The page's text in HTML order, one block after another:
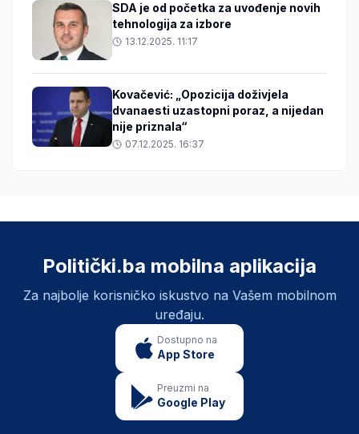
SDA je od početka za uvođenje novih
tehnologija za izbore
13.12.2025. 11:17
Kovačević: „Opozicija doživjela
dvanaesti uzastopni poraz, a nijedan
nije priznala“
07.12.2025. 16:37
Politički.ba mobilna aplikacija
Za najbolje korisničko iskustvo na Vašem mobilnom
uređaju.
Dostupno na
App Store
Preuzmi na
Google Play